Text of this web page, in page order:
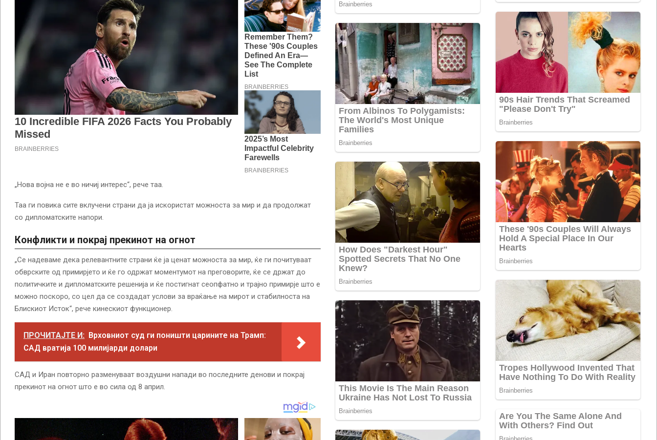
„Нова војна не е во ничиј интерес“, рече таа.
Таа ги повика сите вклучени страни да ја искористат можноста за мир и да продолжат
со дипломатските напори.
Конфликти и покрај прекинот на огнот
„Се надеваме дека релевантните страни ќе ја ценат можноста за мир, ќе ги почитуваат
обврските од примирјето и ќе го одржат моментумот на преговорите, ќе се држат до
политичките и дипломатските решенија и ќе постигнат сеопфатно и трајно примирје што е
можно поскоро, со цел да се создадат услови за враќање на мирот и стабилноста на
Блискиот Исток“, рече кинескиот функционер.
ПРОЧИТАЈТЕ И: Врховниот суд ги поништи царините на Трамп:
САД вратија 100 милијарди долари
САД и Иран повторно разменуваат воздушни напади во последните денови и покрај
прекинот на огнот што е во сила од 8 април.